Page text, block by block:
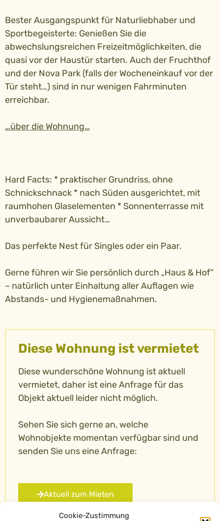
Cookie-Zustimmung
Bester Ausgangspunkt für Naturliebhaber und
Sportbegeisterte: Genießen Sie die
abwechslungsreichen Freizeitmöglichkeiten, die
quasi vor der Haustür starten. Auch der Fruchthof
und der Nova Park (falls der Wocheneinkauf vor der
Tür steht…) sind in nur wenigen Fahrminuten
erreichbar.
…über die Wohnung…
Hard Facts: * praktischer Grundriss, ohne
Schnickschnack * nach Süden ausgerichtet, mit
raumhohen Glaselementen * Sonnenterrasse mit
unverbaubarer Aussicht…
Das perfekte Nest für Singles oder ein Paar.
Gerne führen wir Sie persönlich durch „Haus & Hof“
– natürlich unter Einhaltung aller Auflagen wie
Abstands- und Hygienemaßnahmen.
Diese Wohnung ist vermietet
Diese wunderschöne Wohnung ist aktuell
vermietet, daher ist eine Anfrage für das
Objekt aktuell leider nicht möglich.
Sehen Sie sich gerne an, welche
Wohnobjekte momentan verfügbar sind und
senden Sie uns eine Anfrage:
Aktuell zum Mieten